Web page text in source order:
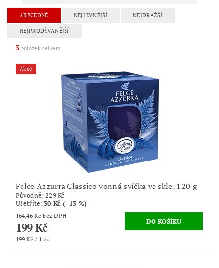
ABECEDNĚ NEJLEVNĚJŠÍ NEJDRAŽŠÍ
NEJPRODÁVANĚJŠÍ
3 položek celkem
Akce
Felce Azzurra Classico vonná svíčka ve skle, 120 g
Původně: 229 Kč
Ušetříte: 30 Kč (–13 %)
164,46 Kč bez DPH
199 Kč
199 Kč / 1 ks